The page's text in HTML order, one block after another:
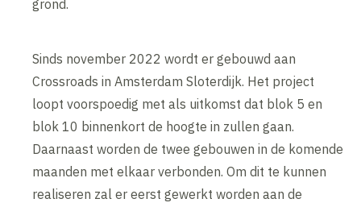
grond.
Sinds november 2022 wordt er gebouwd aan
Crossroads in Amsterdam Sloterdijk. Het project
loopt voorspoedig met als uitkomst dat blok 5 en
blok 10 binnenkort de hoogte in zullen gaan.
Daarnaast worden de twee gebouwen in de komende
maanden met elkaar verbonden. Om dit te kunnen
realiseren zal er eerst gewerkt worden aan de